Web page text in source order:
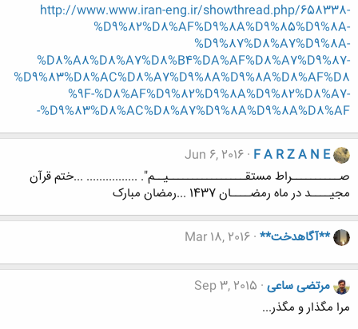
http://www.www.iran-eng.ir/showthread.php/658338-
%D9%82%D8%AF%D9%8A%D9%85%D9%8A-
%D9%87%D8%A7%D9%8A-
%D8%A8%D8%A7%D8%B4%DA%AF%D8%A7%D9%87-
%D9%83%D8%AC%D8%A7%D9%8A%D9%8A%D8%AF%D8
%9F-%D8%AF%D9%82%D9%8A%D9%82%D8%A7-
%D9%83%D8%AC%D8%A7%D9%8A%D9%8A%D8%AF-
F A R Z A N E
Jun 6, 2016
صــــــــــراط مستقــــــــــــــــیــم". ................ ...ختم قرآن
مجیــــد در ماه رمضــــان 1437 ...رمضان مبارک
**آگاهدخت** Mar 18, 2016
مرتضی ساعی Sep 3, 2015
مرا مگذار و مگذر...